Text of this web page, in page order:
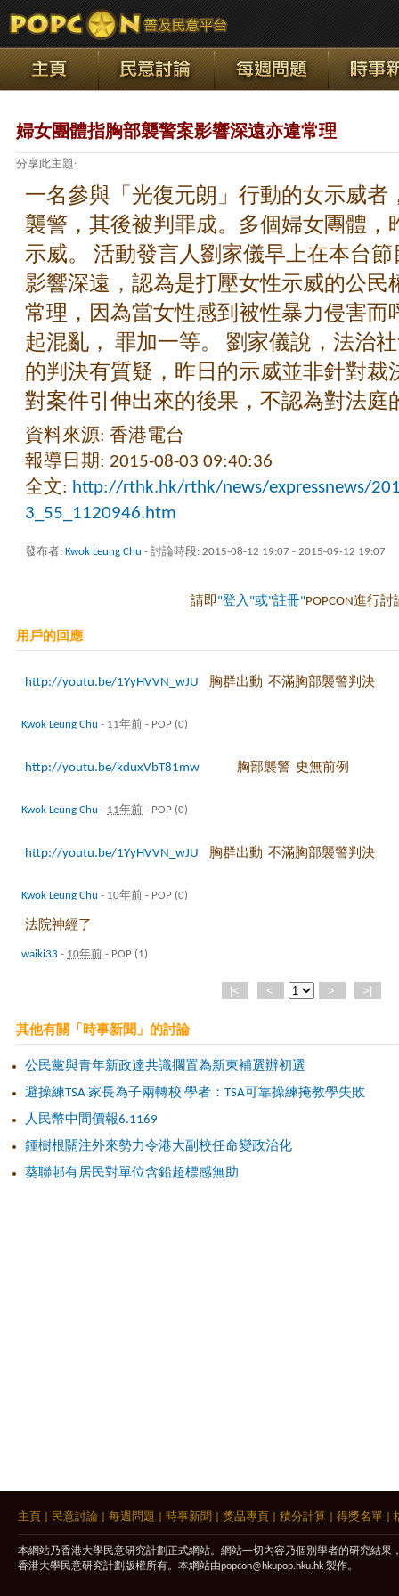
婦女團體指胸部襲警案影響深遠亦違常理
分享此主題:
一名參與「光復元朗」行動的女示威者
襲警，其後被判罪成。多個婦女團體，
示威。 活動發言人劉家儀早上在本台
影響深遠，認為是打壓女性示威的公民
常理，因為當女性感到被性暴力侵害而
起混亂， 罪加一等。 劉家儀說，法治
的判決有質疑，昨日的示威並非針對裁
對案件引伸出來的後果，不認為對法庭
資料來源: 香港電台
報導日期: 2015-08-03 09:40:36
全文: http://rthk.hk/rthk/news/expressnews/
3_55_1120946.htm
發布者: Kwok Leung Chu - 討論時段: 2015-08-12 19:07 - 2015-09-12 19:07
請即 "登入"或"註冊"POPCON進行討
用戶的回應
http://youtu.be/1YyHVVN_wJU 胸群出動 不滿胸部襲警判決
Kwok Leung Chu - 11年前 - POP (0)
http://youtu.be/kduxVbT81mw 胸部襲警 史無前例
Kwok Leung Chu - 11年前 - POP (0)
http://youtu.be/1YyHVVN_wJU 胸群出動 不滿胸部襲警判決
Kwok Leung Chu - 10年前 - POP (0)
法院神經了
waiki33 - 10年前 - POP (1)
|< < > >|
其他有關「時事新聞」的討論
公民黨與青年新政達共識擱置為新東補選辦初選
避操練TSA 家長為子兩轉校 學者：TSA可靠操練掩教學失敗
人民幣中間價報6.1169
鍾樹根關注外來勢力令港大副校任命變政治化
葵聯邨有居民對單位含鉛超標感無助
主頁 民意討論 每週問題 時事新聞 獎品專頁 積分計算 得獎名單
本網站乃香港大學民意研究計劃正式網站。網站一切內容乃個別學者的研究結
香港大學民意研究計劃版權所有。本網站由popcon@hkupop.hku.hk 製作。